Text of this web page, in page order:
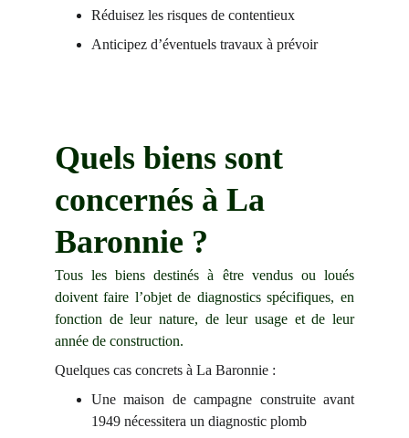
Réduisez les risques de contentieux
Anticipez d’éventuels travaux à prévoir
Quels biens sont
concernés à La
Baronnie ?
Tous les biens destinés à être vendus ou loués
doivent faire l’objet de diagnostics spécifiques, en
fonction de leur nature, de leur usage et de leur
année de construction.
Quelques cas concrets à La Baronnie :
Une maison de campagne construite avant
1949 nécessitera un diagnostic plomb